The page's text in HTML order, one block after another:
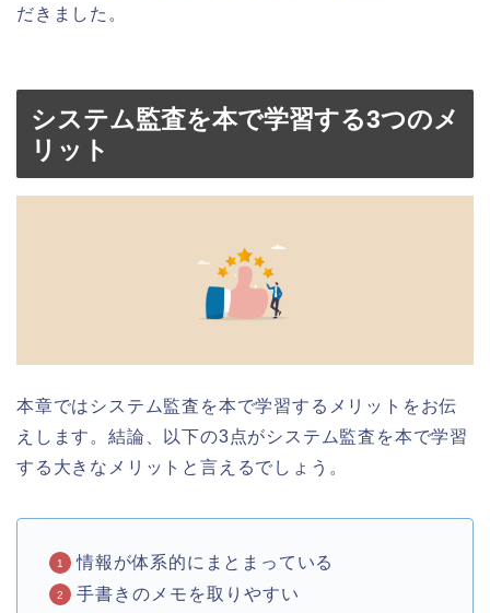
だきました。
システム監査を本で学習する3つのメ
リット
本章ではシステム監査を本で学習するメリットをお伝
えします。結論、以下の3点がシステム監査を本で学習
する大きなメリットと言えるでしょう。
情報が体系的にまとまっている
手書きのメモを取りやすい